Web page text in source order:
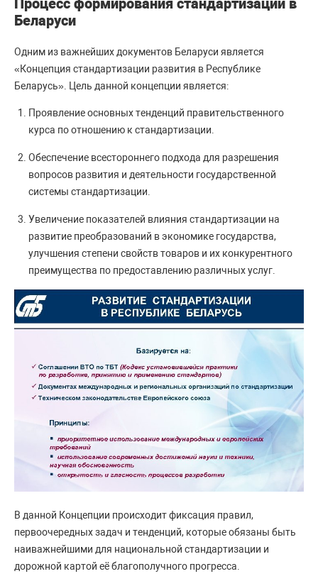
Процесс формирования стандартизации в
Беларуси
Одним из важнейших документов Беларуси является
«Концепция стандартизации развития в Республике
Беларусь». Цель данной концепции является:
Проявление основных тенденций правительственного
курса по отношению к стандартизации.
Обеспечение всестороннего подхода для разрешения
вопросов развития и деятельности государственной
системы стандартизации.
Увеличение показателей влияния стандартизации на
развитие преобразований в экономике государства,
улучшения степени свойств товаров и их конкурентного
преимущества по предоставлению различных услуг.
В данной Концепции происходит фиксация правил,
первоочередных задач и тенденций, которые обязаны быть
наиважнейшими для национальной стандартизации и
дорожной картой её благополучного прогресса.